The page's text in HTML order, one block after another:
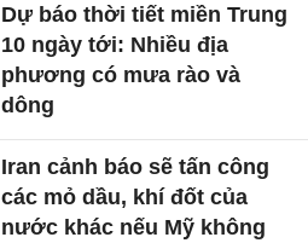
Dự báo thời tiết miền Trung
10 ngày tới: Nhiều địa
phương có mưa rào và
dông
Iran cảnh báo sẽ tấn công
các mỏ dầu, khí đốt của
nước khác nếu Mỹ không